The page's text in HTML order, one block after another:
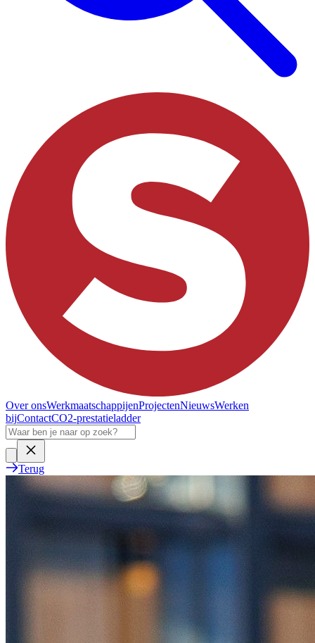
Over onsWerkmaatschappijenProjectenNieuwsWerken
bijContactCO2-prestatieladder
Terug